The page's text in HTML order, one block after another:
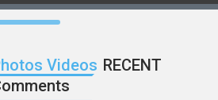
Videos RECENT